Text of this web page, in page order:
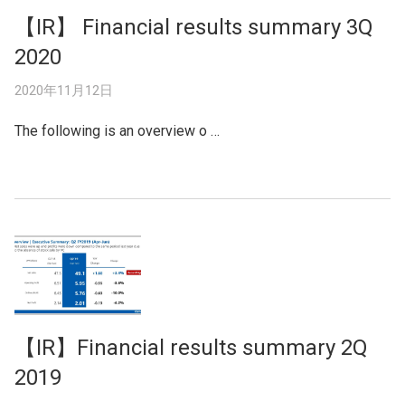
【IR】 Financial results summary 3Q
2020
2020年11月12日
The following is an overview o …
【IR】Financial results summary 2Q
2019